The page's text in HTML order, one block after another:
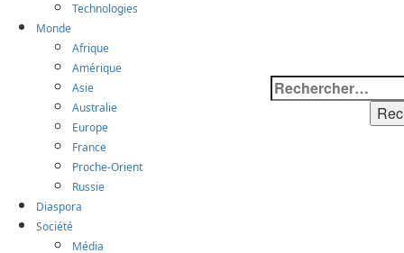
Technologies
Monde
Afrique
Amérique
Asie
Australie
Europe
France
Proche-Orient
Russie
Diaspora
Société
Média
Rechercher :